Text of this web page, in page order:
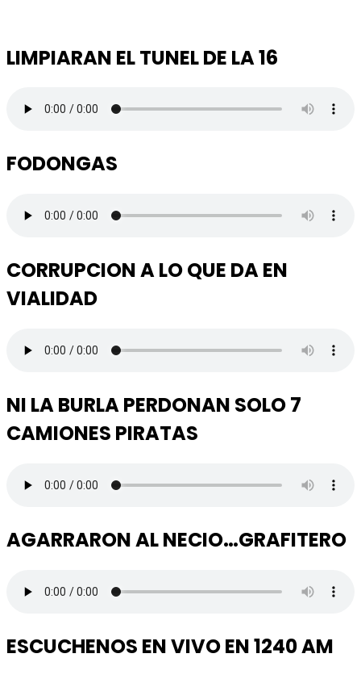
LIMPIARAN EL TUNEL DE LA 16
FODONGAS
CORRUPCION A LO QUE DA EN
VIALIDAD
NI LA BURLA PERDONAN SOLO 7
CAMIONES PIRATAS
AGARRARON AL NECIO…GRAFITERO
ESCUCHENOS EN VIVO EN 1240 AM